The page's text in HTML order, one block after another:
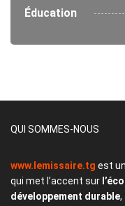
Éducation
QUI SOMMES-NOUS
www.lemissaire.tg est
qui met l’accent sur
développement durable,